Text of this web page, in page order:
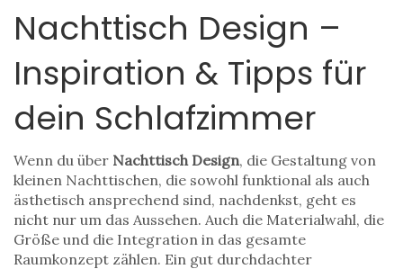
Nachttisch Design –
Inspiration & Tipps für
dein Schlafzimmer
Wenn du über Nachttisch Design, die Gestaltung von
kleinen Nachttischen, die sowohl funktional als auch
ästhetisch ansprechend sind, nachdenkst, geht es
nicht nur um das Aussehen. Auch die Materialwahl, die
Größe und die Integration in das gesamte
Raumkonzept zählen. Ein gut durchdachter